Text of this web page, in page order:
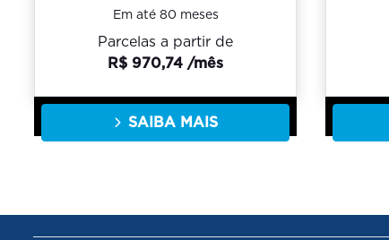
Em até 80 meses
Parcelas a partir de
R$ 970,74 /mês
SAIBA MAIS